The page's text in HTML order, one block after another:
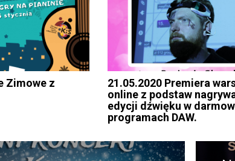
Zimowe z
21.05.2020 Premiera
online z podstaw
edycji dźwięku w
programach DAW.